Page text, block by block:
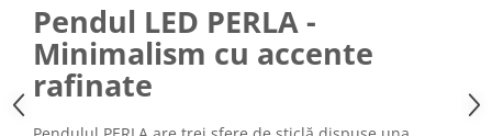
Pendul LED PERLA -
Minimalism cu accente
rafinate